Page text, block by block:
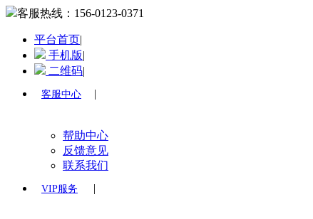
客服热线： 156-0123-0371
平台首页|
手机版|
二维码|
客服中心 |
帮助中心
反馈意见
联系我们
VIP服务 |